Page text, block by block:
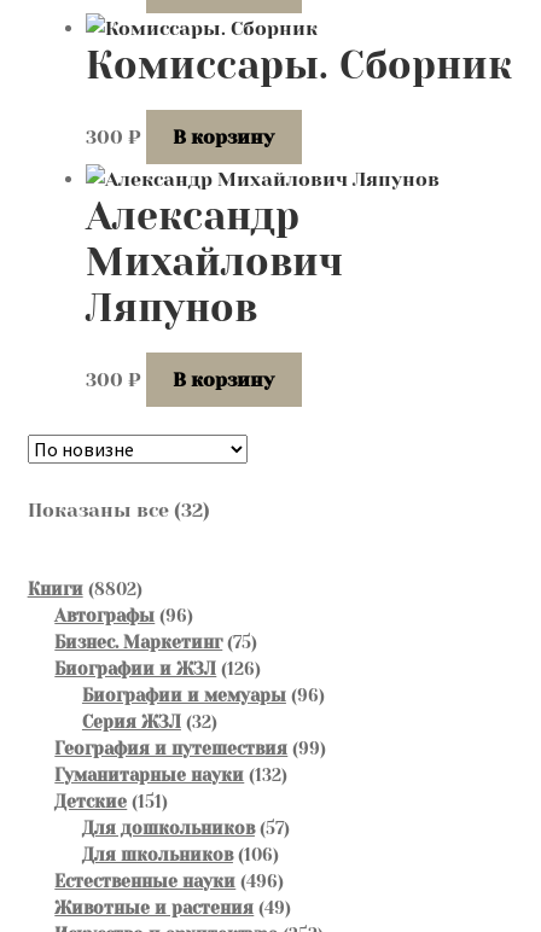
Комиссары. Сборник
300 ₽ В корзину
Александр
Михайлович
Ляпунов
300 ₽ В корзину
Показаны все (32)Сортировка:
Книги 88028802
товара
Автографы 9696
товаров
Бизнес. Маркетинг 7575
товаров
Биографии и ЖЗЛ 126126
товаров
Биографии и мемуары 9696
Серия ЖЗЛ 3232
товара
География и путешествия 9999
Гуманитарные науки 132132
Детские 151151
товар
Для дошкольников 5757
Для школьников 106106
товаров
Естественные науки 496496
товаров
Животные и растения 4949